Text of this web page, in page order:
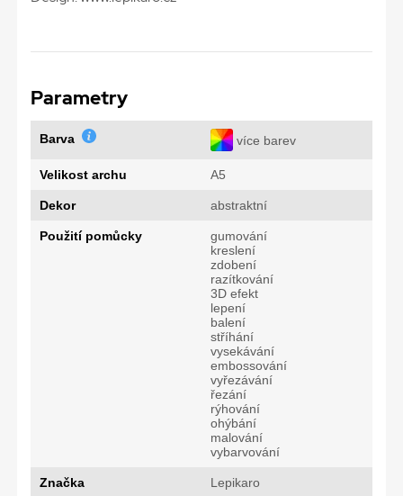
Parametry
Barva více barev
Velikost archu A5
Dekor abstraktní
Použití pomůcky
gumování
kreslení
zdobení
razítkování
3D efekt
lepení
balení
stříhání
vysekávání
embossování
vyřezávání
řezání
rýhování
ohýbání
malování
vybarvování
Značka Lepikaro